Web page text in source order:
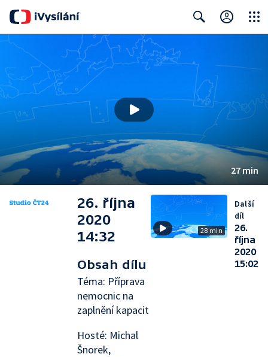
27 min
26. října
2020
14:32
Obsah dílu
Téma: Příprava
nemocnic na
zaplnění kapacit
Hosté: Michal
Šnorek,
28 min
Další
díl
26.
října
2020
15:02